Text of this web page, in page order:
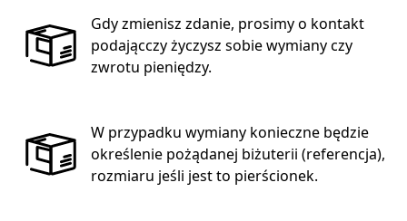
Gdy zmienisz zdanie, prosimy o kontakt
podającczy życzysz sobie wymiany czy
zwrotu pieniędzy.
W przypadku wymiany konieczne będzie
określenie pożądanej biżuterii (referencja),
rozmiaru jeśli jest to pierścionek.